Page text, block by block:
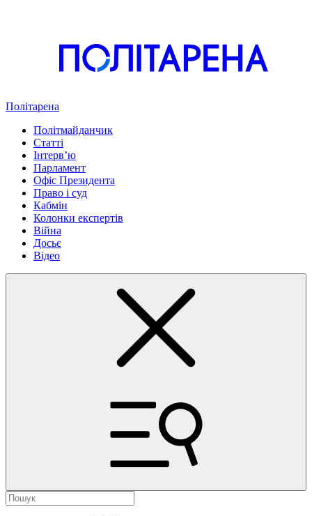
Політарена
Політмайданчик
Статті
Інтервʼю
Парламент
Офіс Президента
Право і суд
Кабмін
Колонки експертів
Війна
Досьє
Відео